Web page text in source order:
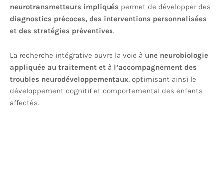
neurotransmetteurs impliqués permet de développer des
diagnostics précoces, des interventions personnalisées
et des stratégies préventives.
La recherche intégrative ouvre la voie à une neurobiologie
appliquée au traitement et à l’accompagnement des
troubles neurodéveloppementaux, optimisant ainsi le
développement cognitif et comportemental des enfants
affectés.